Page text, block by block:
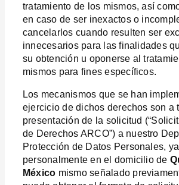
tratamiento de los mismos, así
en caso de ser inexactos o
cancelarlos cuando resulten ser
innecesarios para las finalidades
su obtención u oponerse al
mismos para fines específicos.
Los mecanismos que se han
ejercicio de dichos derechos son a
presentación de la solicitud
de Derechos ARCO”) a nuestro
Protección de Datos Personales,
personalmente en el domicilio de
México mismo señalado